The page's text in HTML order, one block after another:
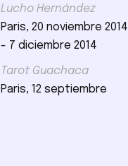
Lucho Hernández
Paris, 20 noviembre 2014
- 7 diciembre 2014
Tarot Guachaca
Paris, 12 septiembre